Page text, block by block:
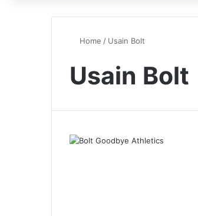
Home / Usain Bolt
Usain Bolt